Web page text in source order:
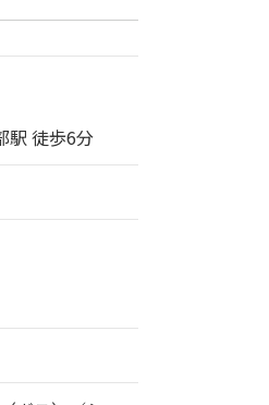
駅 徒歩6分